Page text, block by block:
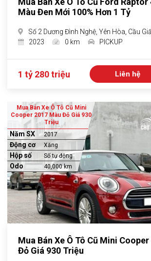
Màu Đen Mới 100% Hơn 1 Tỷ
Số 2 Dương Đình Nghệ, Yên Hòa, Cầu
2023
0 km PICKUP
1 tỷ 280 triệu Liên hệ
Mua Bán Xe Ô Tô Cũ Mini
Cooper 2017 Màu Đỏ Giá 930
Triệu
Năm SX 2017
Động cơ Xăng
Hộp số Số tự động
Odo 40,000 km
Mua Bán Xe Ô Tô Cũ Mini
Đỏ Giá 930 Triệu